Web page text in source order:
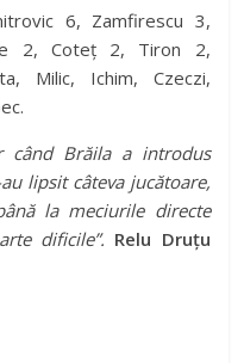
6, Zamfirescu 3,
2, Coteț 2, Tiron 2,
Milic, Ichim, Czeczi,
când Brăila a introdus
lipsit câteva jucătoare,
la meciurile directe
dificile”. Relu Druțu